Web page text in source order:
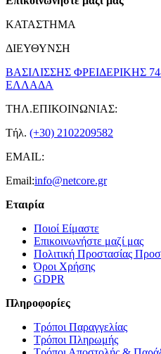
ΚΑΤΑΣΤΗΜΑ
ΔΙΕΥΘΥΝΣΗ
ΒΑΣΙΛΙΣΣΗΣ ΦΡΕΙΔΕΡΙΚΗΣ
ΕΛΛΑΔΑ
ΤΗΛ.ΕΠΙΚΟΙΝΩΝΙΑΣ:
Τήλ. (+30) 2102209582
EMAIL:
Email:info@netcore.gr
Εταιρία
Ποιοί Είμαστε
Επικοινωνήστε μαζί μας
Πολιτική Προστασίας
Όροι Χρήσης
GDPR
Πληροφορίες
Τρόποι Παραγγελίας
Τρόποι Πληρωμής